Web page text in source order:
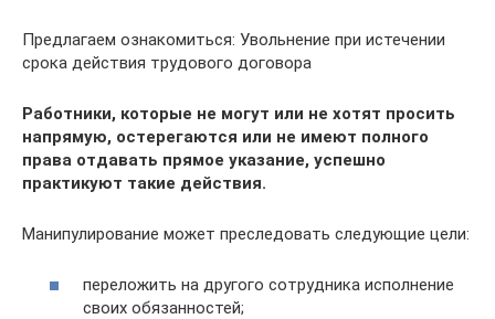
Предлагаем ознакомиться: Увольнение при истечении
срока действия трудового договора
Работники, которые не могут или не хотят просить
напрямую, остерегаются или не имеют полного
права отдавать прямое указание, успешно
практикуют такие действия.
Манипулирование может преследовать следующие цели:
переложить на другого сотрудника исполнение
своих обязанностей;